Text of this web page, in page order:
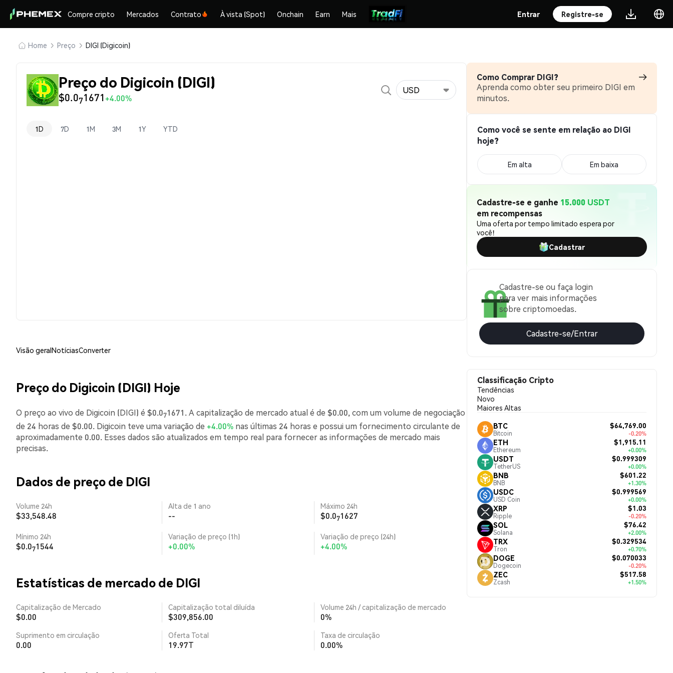
Compre cripto Mercados Contrato À vista (Spot) Onchain Earn Mais Entrar Registre-se
Home Preço DIGI (Digicoin)
Preço do Digicoin (DIGI)
$0.071671+4.00%
USD
1D 7D 1M 3M 1Y YTD
Visão geralNotíciasConverter
Preço do Digicoin (DIGI) Hoje
O preço ao vivo de Digicoin (DIGI) é $0.071671. A capitalização de mercado atual é de $0.00, com um volume de negociação
de 24 horas de $0.00. Digicoin teve uma variação de +4.00% nas últimas 24 horas e possui um fornecimento circulante de
aproximadamente 0.00. Esses dados são atualizados em tempo real para fornecer as informações de mercado mais
precisas.
Dados de preço de DIGI
Volume 24h
$33,548.48
Alta de 1 ano
--
Máximo 24h
$0.071627
Mínimo 24h
$0.071544
Variação de preço (1h)
+0.00%
Variação de preço (24h)
+4.00%
Estatísticas de mercado de DIGI
Capitalização de Mercado
$0.00
Capitalização total diluída
$309,856.00
Volume 24h / capitalização de mercado
0%
Suprimento em circulação
0.00
Oferta Total
19.97T
Taxa de circulação
0.00%
Como Comprar DIGI?
Aprenda como obter seu primeiro DIGI em
minutos.
Como você se sente em relação ao DIGI
hoje?
Em alta Em baixa
Cadastre-se e ganhe 15.000 USDT
em recompensas
Uma oferta por tempo limitado espera por
você!
Cadastrar
Cadastre-se ou faça login
para ver mais informações
sobre criptomoedas.
Cadastre-se/Entrar
Classificação Cripto
Tendências
Novo
Maiores Altas
BTC
Bitcoin
$64,769.00
-0.20%
ETH
Ethereum
$1,915.11
+0.00%
USDT
TetherUS
$0.999309
+0.00%
BNB
BNB
$601.22
+1.30%
USDC
USD Coin
$0.999569
+0.00%
XRP
Ripple
$1.03
-0.20%
SOL
Solana
$76.42
+2.00%
TRX
Tron
$0.329534
+0.70%
DOGE
Dogecoin
$0.070033
-0.20%
ZEC
Zcash
$517.58
+1.50%